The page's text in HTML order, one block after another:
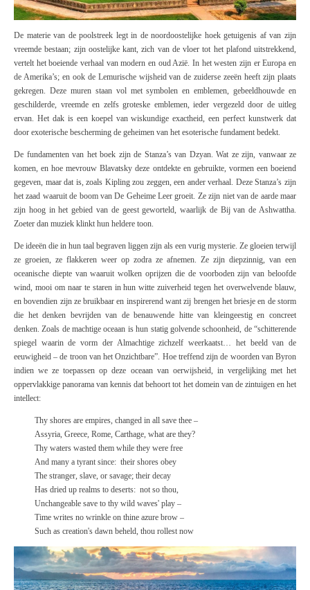
De materie van de poolstreek legt in de noordoostelijke hoek getuigenis af van zijn
vreemde bestaan; zijn oostelijke kant, zich van de vloer tot het plafond uitstrekkend,
vertelt het boeiende verhaal van modern en oud Azië. In het westen zijn er Europa en
de Amerika’s; en ook de Lemurische wijsheid van de zuiderse zeeën heeft zijn plaats
gekregen. Deze muren staan vol met symbolen en emblemen, gebeeldhouwde en
geschilderde, vreemde en zelfs groteske emblemen, ieder vergezeld door de uitleg
ervan. Het dak is een koepel van wiskundige exactheid, een perfect kunstwerk dat
door exoterische bescherming de geheimen van het esoterische fundament bedekt.
De fundamenten van het boek zijn de Stanza’s van Dzyan. Wat ze zijn, vanwaar ze
komen, en hoe mevrouw Blavatsky deze ontdekte en gebruikte, vormen een boeiend
gegeven, maar dat is, zoals Kipling zou zeggen, een ander verhaal. DezeStanza’s zijn
het zaad waaruit de boom vanDe Geheime Leer groeit. Ze zijn niet van de aarde maar
zijn hoog in het gebied van de geest geworteld, waarlijk de Bijvan de Ashwattha
Zoeter dan muziek klinkt hun heldere toon.
De ideeën die in hun taal begraven liggen zijn als een vurig mysterie. Ze gloeien terwijl
ze groeien, ze flakkeren weer op zodra ze afnemen. Ze zijn diepzinnig, van een
oceanische diepte van waaruit wolken oprijzen die de voorboden zijn van beloofde
wind, mooi om naar te staren in hun witte zuiverheid tegen het overwelvende blauw,
en bovendien zijn ze bruikbaar en inspirerend want zij brengen het briesje en de storm
die het denken bevrijden van de benauwende hitte van kleingeestig en concreet
denken. Zoals de machtige oceaan is hun statig golvende schoonheid, de “schitterende
spiegel waarin de vorm der Almachtige zichzelf weerkaatst… het beeld van de
eeuwigheid – de troon van het Onzichtbare”. Hoe treffend zijn de woorden van Byron
indien we ze toepassen op deze oceaan van oerwijsheid, in vergelijking met het
oppervlakkige panorama van kennis dat behoort tot het domein van de zintuigen en het
intellect:
Thy shores are empires, changed in all save thee –
Assyria, Greece, Rome, Carthage, what are they?
Thy waters wasted them while they were free
And many a tyrant since: their shores obey
The stranger, slave, or savage; their decay
Has dried up realms to deserts: not so thou,
Unchangeable save to thy wild waves' play –
Time writes no wrinkle on thine azure brow –
Such as creation's dawn beheld, thou rollest now